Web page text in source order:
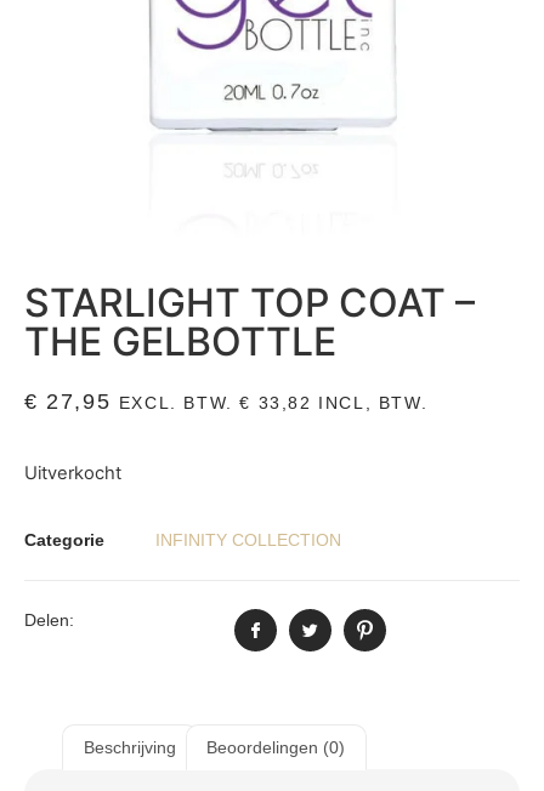
STARLIGHT TOP COAT –
THE GELBOTTLE
€ 27,95 EXCL. BTW.€ 33,82 INCL, BTW.
Uitverkocht
Categorie INFINITY COLLECTION
Delen:
Beschrijving Beoordelingen (0)